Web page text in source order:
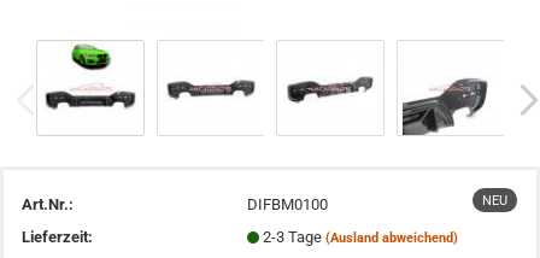
NEU
Art.Nr.:
DIFBM0100
Lieferzeit:
2-3 Tage (Ausland abweichend)